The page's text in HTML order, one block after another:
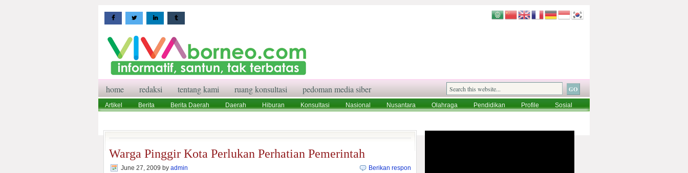
home redaksi tentang kami ruang konsultasi pedoman media siber
Artikel Berita Berita Daerah Daerah Hiburan Konsultasi Nasional Nusantara Olahraga Pendidikan Profile
Sosial
Warga Pinggir Kota Perlukan Perhatian Pemerintah
June 27, 2009 by admin
Berikan respon